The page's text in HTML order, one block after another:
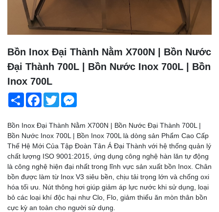
Bồn Inox Đại Thành Nằm X700N | Bồn Nước
Đại Thành 700L | Bồn Nước Inox 700L | Bồn
Inox 700L
Share Facebook
Twitter
Bồn Inox Đại Thành Nằm X700N | Bồn Nước Đại Thành 700L |
Bồn Nước Inox 700L | Bồn Inox 700L là dòng sản Phẩm Cao Cấp
Thế Hệ Mới Của Tập Đoàn Tân Á Đại Thành với hệ thống quản lý
chất lượng ISO 9001:2015, ứng dụng công nghệ hàn lăn tự động
là công nghệ hiện đại nhất trong lĩnh vực sản xuất bồn Inox. Chân
bồn được làm từ Inox V3 siêu bền, chịu tải trọng lớn và chống oxi
hóa tối ưu. Nút thông hơi giúp giảm áp lực nước khi sử dụng, loại
bỏ các loại khí độc hại như Clo, Flo, giảm thiểu ăn mòn thân bồn
cực kỳ an toàn cho người sử dụng.